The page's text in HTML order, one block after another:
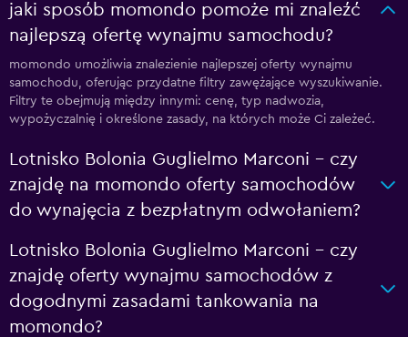
jaki sposób momondo pomoże mi znaleźć
najlepszą ofertę wynajmu samochodu?
momondo umożliwia znalezienie najlepszej oferty wynajmu
samochodu, oferując przydatne filtry zawężające wyszukiwanie.
Filtry te obejmują między innymi: cenę, typ nadwozia,
wypożyczalnię i określone zasady, na których może Ci zależeć.
Lotnisko Bolonia Guglielmo Marconi – czy
znajdę na momondo oferty samochodów
do wynajęcia z bezpłatnym odwołaniem?
Lotnisko Bolonia Guglielmo Marconi – czy
znajdę oferty wynajmu samochodów z
dogodnymi zasadami tankowania na
momondo?